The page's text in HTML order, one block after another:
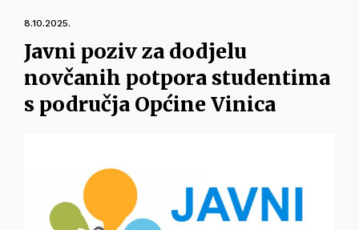
8.10.2025.
Javni poziv za dodjelu
novčanih potpora studentima
s područja Općine Vinica